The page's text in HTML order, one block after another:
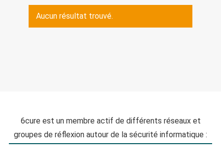
Aucun résultat trouvé.
6cure est un membre actif de différents réseaux et
groupes de réflexion autour de la sécurité informatique :